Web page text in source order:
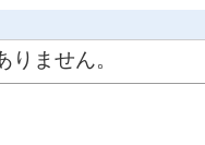
りません。